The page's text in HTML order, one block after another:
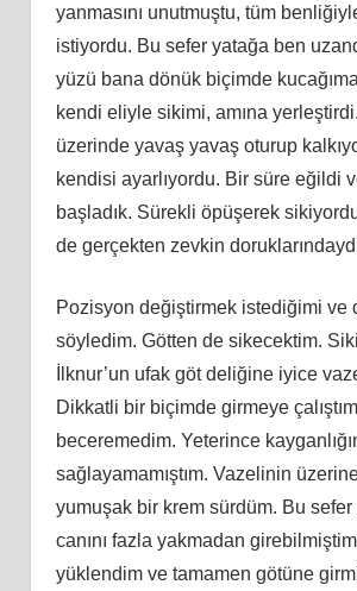
yanmasını unutmuştu, tüm
istiyordu. Bu sefer yatağa ben
yüzü bana dönük biçimde
kendi eliyle sikimi, amına
üzerinde yavaş yavaş oturup
kendisi ayarlıyordu. Bir süre eğildi
başladık. Sürekli öpüşerek
de gerçekten zevkin
Pozisyon değiştirmek istediğimi ve
söyledim. Götten de sikecektim.
İlknur’un ufak göt deliğine iyice
Dikkatli bir biçimde girmeye
beceremedim. Yeterince
sağlayamamıştım. Vazelinin
yumuşak bir krem sürdüm. Bu sefer
canını fazla yakmadan
yüklendim ve tamamen götüne